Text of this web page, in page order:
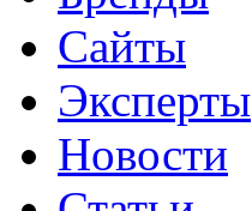
Сайты
Эксперты
Новости